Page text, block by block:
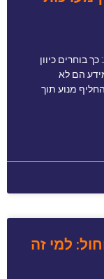
בוחרים כיוון
הם לא
מנוע תוך
למי זה